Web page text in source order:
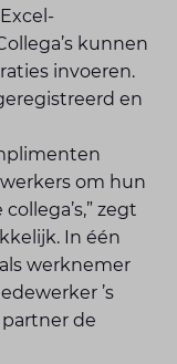
kunnen
invoeren.
en
om hun
zegt
In één
werknemer
’s
de